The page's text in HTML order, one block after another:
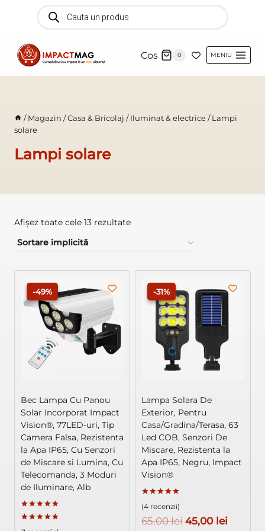
Products
search
Cos 0 MENIU
/ Magazin / Casa & Bricolaj / Iluminat & electrice / Lampi
solare
Lampi solare
Afișez toate cele 13 rezultate
-49%
Bec Lampa Cu Panou
Solar Incorporat Impact
Vision®, 77LED-uri, Tip
Camera Falsa, Rezistenta
la Apa IP65, Cu Senzori
de Miscare si Lumina, Cu
Telecomanda, 3 Moduri
de Iluminare, Alb
Evaluat la
5.00
din 5
Evaluat la
-31%
Lampa Solara De
Exterior, Pentru
Casa/Gradina/Terasa, 63
Led COB, Senzori De
Miscare, Rezistenta la
Apa IP65, Negru, Impact
Vision®
Evaluat la
5.00
din 5
(4 recenzii)
65,00lei Prețul
45,00 lei